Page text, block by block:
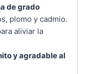
de grado
plomo y cadmio.
aliviar la
y agradable al